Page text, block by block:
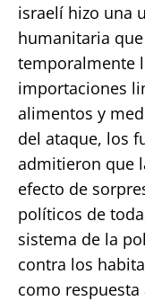
israelí hizo una
humanitaria
temporalmente
importaciones
alimentos y
del ataque, los
admitieron que
efecto de
políticos de
sistema de la
contra los
como